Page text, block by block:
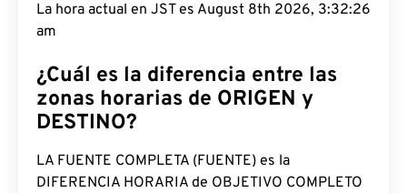
La hora actual en JST es August 8th 2026, 3:32:27
am
¿Cuál es la diferencia entre las
zonas horarias de ORIGEN y
DESTINO?
LA FUENTE COMPLETA (FUENTE) es la
DIFERENCIA HORARIA de OBJETIVO COMPLETO